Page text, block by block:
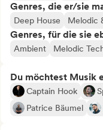
Genres, die er/sie
Deep House Melodic
Genres, für die sie
Ambient Melodic
Du möchtest Musik
Captain Hook
Patrice Bäumel